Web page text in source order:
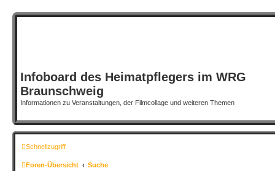
Infoboard des Heimatpflegers im WRG
Braunschweig
Informationen zu Veranstaltungen, der Filmcollage und weiteren Themen
Schnellzugriff
Foren-Übersicht Suche